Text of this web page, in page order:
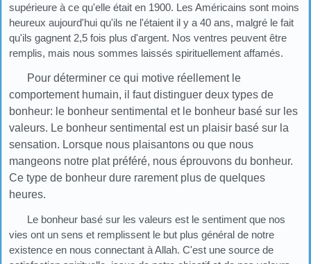
supérieure à ce qu'elle était en 1900. Les Américains sont moins
heureux aujourd'hui qu'ils ne l'étaient il y a 40 ans, malgré le fait
qu'ils gagnent 2,5 fois plus d'argent. Nos ventres peuvent être
remplis, mais nous sommes laissés spirituellement affamés.
Pour déterminer ce qui motive réellement le
comportement humain, il faut distinguer deux types de
bonheur: le bonheur sentimental et le bonheur basé sur les
valeurs. Le bonheur sentimental est un plaisir basé sur la
sensation. Lorsque nous plaisantons ou que nous
mangeons notre plat préféré, nous éprouvons du bonheur.
Ce type de bonheur dure rarement plus de quelques
heures.
Le bonheur basé sur les valeurs est le sentiment que nos
vies ont un sens et remplissent le but plus général de notre
existence en nous connectant à Allah. C'est une source de